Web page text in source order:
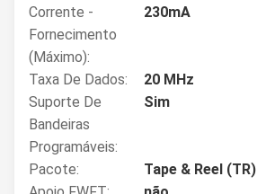
Corrente -
Fornecimento
(máximo):
230mA
Taxa De Dados:
20 MHz
Suporte De
Bandeiras
Programáveis:
Sim
Pacote:
Tape & Reel (TR)